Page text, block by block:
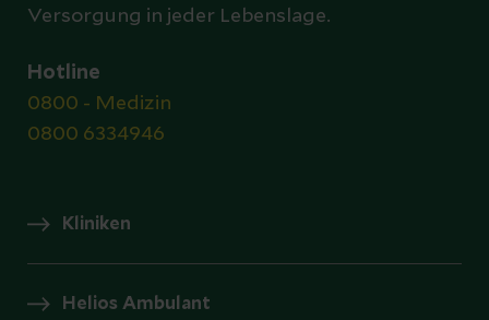
Versorgung in jeder Lebenslage.
Hotline
0800 - Medizin
0800 6334946
Kliniken
Helios Ambulant